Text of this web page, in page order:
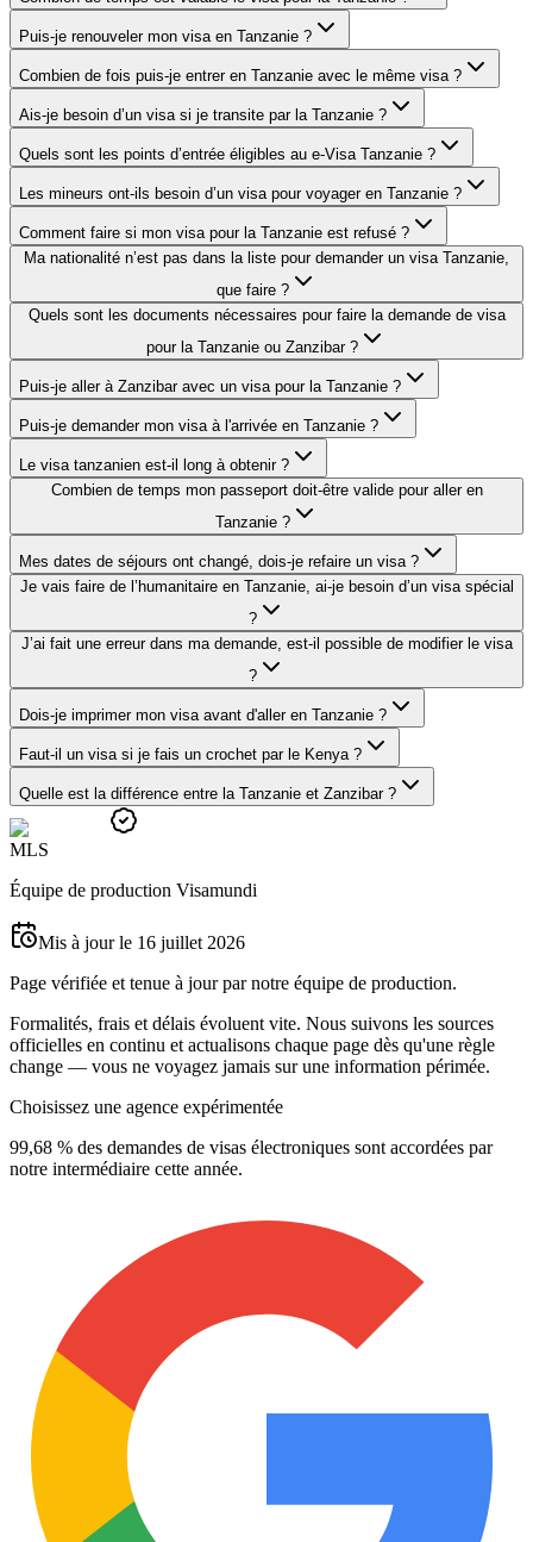
Puis-je renouveler mon visa en Tanzanie ?
Combien de fois puis-je entrer en Tanzanie avec le même visa ?
Ais-je besoin d’un visa si je transite par la Tanzanie ?
Quels sont les points d’entrée éligibles au e-Visa Tanzanie ?
Les mineurs ont-ils besoin d’un visa pour voyager en Tanzanie ?
Comment faire si mon visa pour la Tanzanie est refusé ?
Ma nationalité n’est pas dans la liste pour demander un visa Tanzanie,
que faire ?
Quels sont les documents nécessaires pour faire la demande de visa
pour la Tanzanie ou Zanzibar ?
Puis-je aller à Zanzibar avec un visa pour la Tanzanie ?
Puis-je demander mon visa à l'arrivée en Tanzanie ?
Le visa tanzanien est-il long à obtenir ?
Combien de temps mon passeport doit-être valide pour aller en
Tanzanie ?
Mes dates de séjours ont changé, dois-je refaire un visa ?
Je vais faire de l’humanitaire en Tanzanie, ai-je besoin d’un visa spécial
?
J’ai fait une erreur dans ma demande, est-il possible de modifier le visa
?
Dois-je imprimer mon visa avant d'aller en Tanzanie ?
Faut-il un visa si je fais un crochet par le Kenya ?
Quelle est la différence entre la Tanzanie et Zanzibar ?
MLS
Équipe de production Visamundi
Mis à jour le 16 juillet 2026
Page vérifiée et tenue à jour par notre équipe de production.
Formalités, frais et délais évoluent vite. Nous suivons les sources
officielles en continu et actualisons chaque page dès qu'une règle
change — vous ne voyagez jamais sur une information périmée.
Choisissez une agence expérimentée
99,68 % des demandes de visas électroniques sont accordées par
notre intermédiaire cette année.